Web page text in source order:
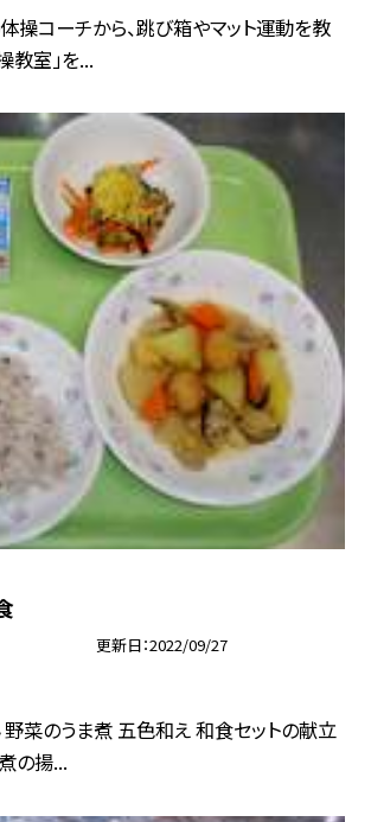
操コーチから、跳び箱やマット運動を教
教室」を...
更新日 2022/09/27
菜のうま煮 五色和え 和食セットの献立
の揚...